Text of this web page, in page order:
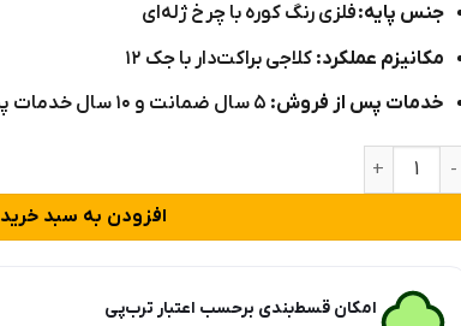
جنس پایه:فلزی رنگ کوره با چرخ ژله‌ای
مکانیزم عملکرد: کلاجی براکت‌دار با جک ۱۲
خدمات پس از فروش:
صندلی گیم نت مدل G2020 عدد
افزودن به سبد خرید
امکان قسط‌بندی برحسب اعتبار ترب‌پی